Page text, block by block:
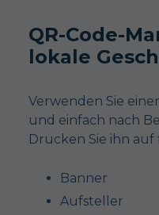
QR-Code-
lokale
Verwenden Sie
und einfach nach
Drucken Sie ihn
Banner
Aufsteller